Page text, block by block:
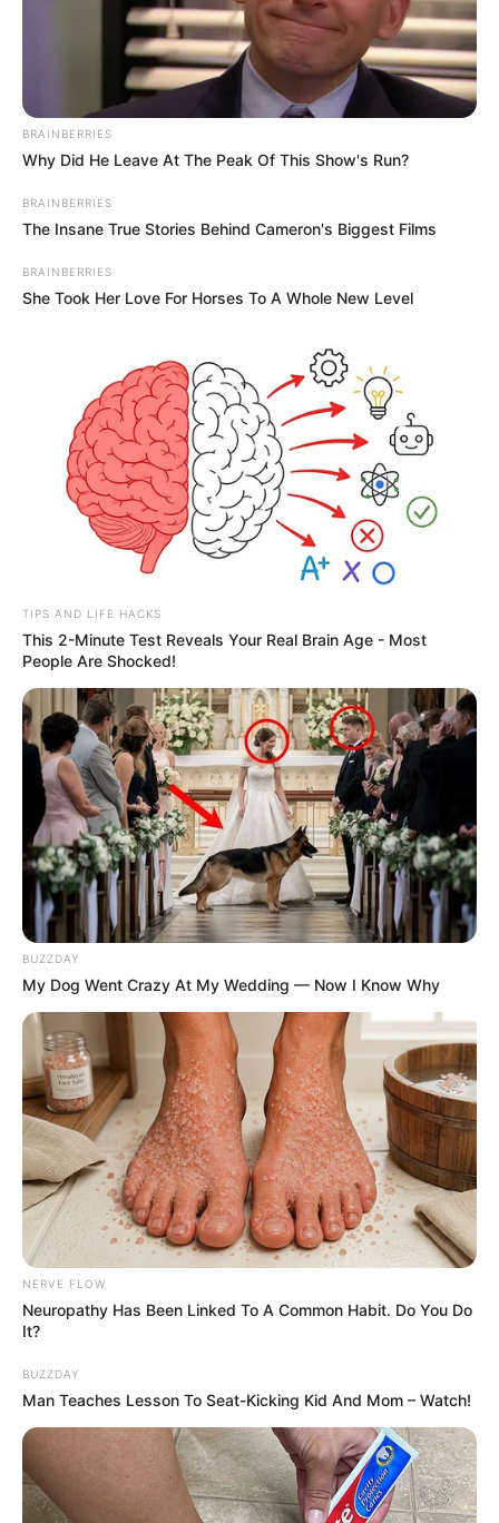
Tags Gujarat Gujarat News Kheda
Kheda News
ડૂબી જવાથી મોત
મેશ્વો કેનાલ
BRAINBERRIES
Why Did He Leave At The Peak Of This Show's Run?
BRAINBERRIES
The Insane True Stories Behind Cameron's Biggest Films
BRAINBERRIES
She Took Her Love For Horses To A Whole New Level
TIPS AND LIFE HACKS
This 2-Minute Test Reveals Your Real Brain Age - Most
People Are Shocked!
BUZZDAY
My Dog Went Crazy At My Wedding — Now I Know Why
NERVE FLOW
Neuropathy Has Been Linked To A Common Habit. Do You Do
It?
BUZZDAY
Man Teaches Lesson To Seat-Kicking Kid And Mom – Watch!